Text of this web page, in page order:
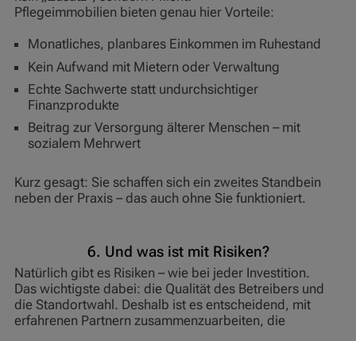
Pflegeimmobilien bieten genau hier Vorteile:
Monatliches, planbares Einkommen im Ruhestand
Kein Aufwand mit Mietern oder Verwaltung
Echte Sachwerte statt undurchsichtiger
Finanzprodukte
Beitrag zur Versorgung älterer Menschen – mit
sozialem Mehrwert
Kurz gesagt: Sie schaffen sich ein zweites Standbein
neben der Praxis – das auch ohne Sie funktioniert.
6. Und was ist mit Risiken?
Natürlich gibt es Risiken – wie bei jeder Investition.
Das wichtigste dabei: die Qualität des Betreibers und
die Standortwahl. Deshalb ist es entscheidend, mit
erfahrenen Partnern zusammenzuarbeiten, die